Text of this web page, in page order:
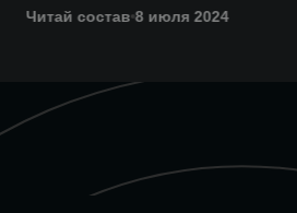
Читай состав 8 июля 2024